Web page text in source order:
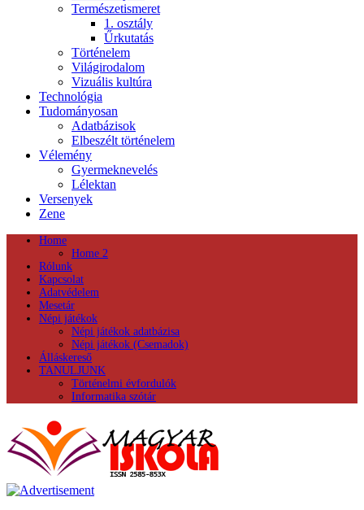
Természetismeret
1. osztály
Űrkutatás
Történelem
Világirodalom
Vizuális kultúra
Technológia
Tudományosan
Adatbázisok
Elbeszélt történelem
Vélemény
Gyermeknevelés
Lélektan
Versenyek
Zene
Home
Home 2
Rólunk
Kapcsolat
Adatvédelem
Mesetár
Népi játékok
Népi játékok adatbázisa
Népi játékok (Csemadok)
Álláskereső
TANULJUNK
Történelmi évfordulók
Informatika szótár